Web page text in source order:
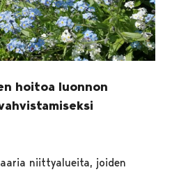
hoitoa luonnon
niittyalueita, joiden